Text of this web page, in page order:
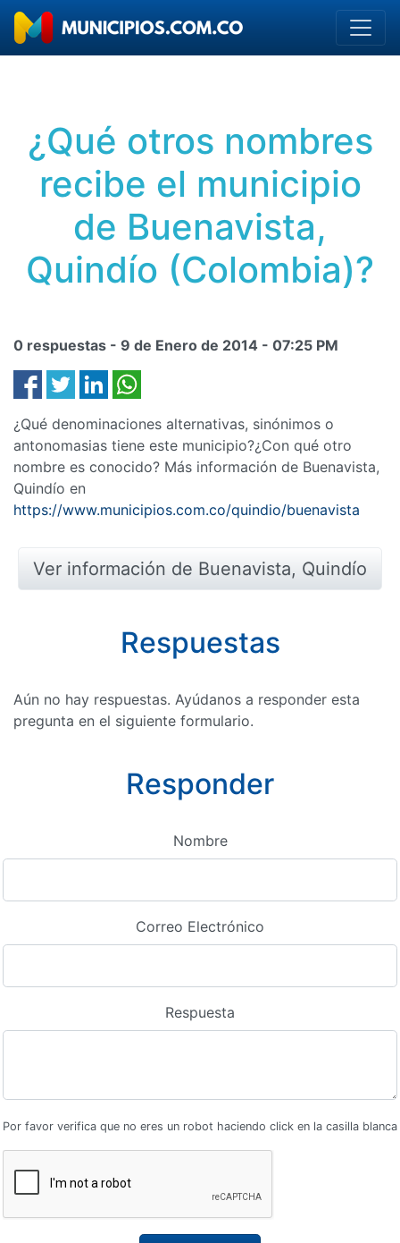
¿Qué otros nombres
recibe el municipio
de Buenavista,
Quindío (Colombia)?
0 respuestas - 9 de Enero de 2014 - 07:25 PM
¿Qué denominaciones alternativas, sinónimos o
antonomasias tiene este municipio?¿Con qué otro
nombre es conocido? Más información de Buenavista,
Quindío en
https://www.municipios.com.co/quindio/buenavista
Ver información de Buenavista, Quindío
Respuestas
Aún no hay respuestas. Ayúdanos a responder esta
pregunta en el siguiente formulario.
Responder
Nombre
Correo Electrónico
Respuesta
Por favor verifica que no eres un robot haciendo click en la casilla blanca